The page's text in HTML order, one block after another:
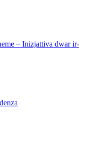
– Inizjattiva dwar ir-